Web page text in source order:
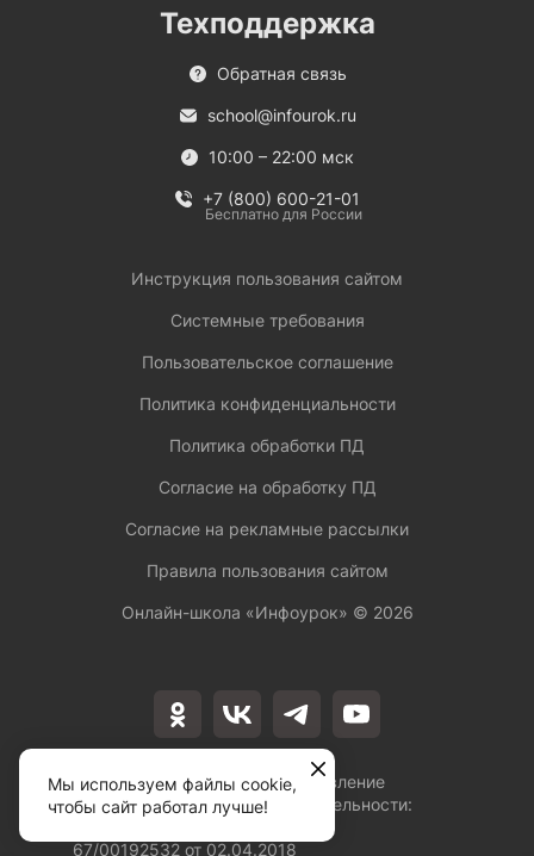
Лицензия на осуществление
образовательной деятельности:
67/00192532 от 02.04.2018
Техподдержка
Обратная связь
school@infourok.ru
10:00 – 22:00 мск
+7 (800) 600-21-01
Бесплатно для России
Инструкция пользования сайтом
Системные требования
Пользовательское соглашение
Политика конфиденциальности
Политика обработки ПД
Согласие на обработку ПД
Согласие на рекламные рассылки
Правила пользования сайтом
Онлайн-школа «Инфоурок» © 2026
Мы используем файлы cookie,
чтобы сайт работал лучше!